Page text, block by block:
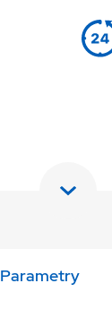
Parametry